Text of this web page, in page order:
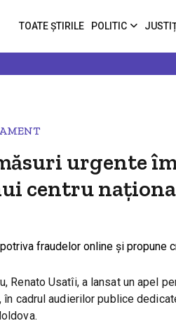
TOATE ȘTIRILE POLITIC
urgente
centru
Renato Usatîi, a lansat un apel
cadrul audierilor publice